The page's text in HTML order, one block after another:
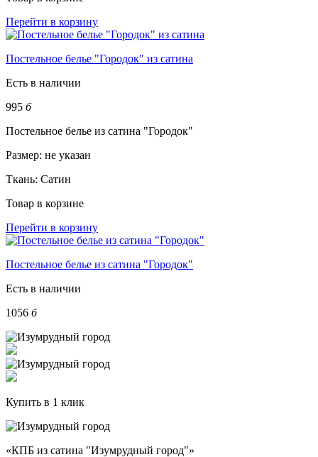
Перейти в корзину
Постельное белье "Городок" из сатина
Есть в наличии
995 б
Постельное белье из сатина "Городок"
Размер: не указан
Ткань: Сатин
Товар в корзине
Перейти в корзину
Постельное белье из сатина "Городок"
Есть в наличии
1056 б
Купить в 1 клик
«КПБ из сатина "Изумрудный город"»